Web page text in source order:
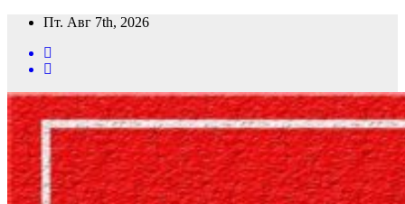
Перейти
содержимому
Пт. Авг 7th, 2026